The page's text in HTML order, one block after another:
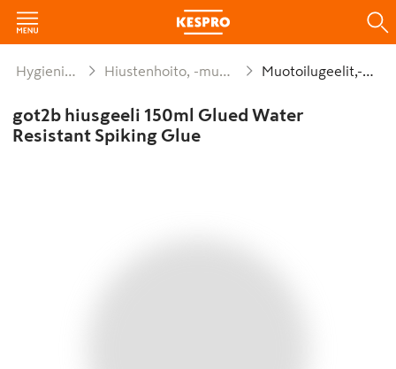
Hygienia ja siivous Hiustenhoito, -muotoilu ja -välineet Muotoilugeelit,-vahat
got2b hiusgeeli 150ml Glued Water
Resistant Spiking Glue